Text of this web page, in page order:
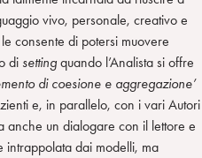
vivo, personale, creativo e
consente di potersi muovere
di setting quando l’Analista si offre
di coesione e aggregazione’
e, in parallelo, con i vari Autori
anche un dialogare con il lettore e
intrappolata dai modelli, ma